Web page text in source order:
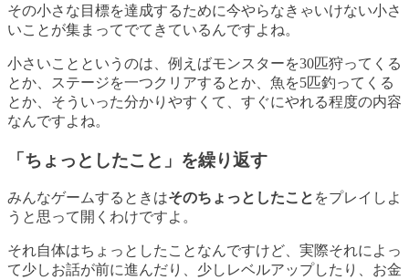
その小さな目標を達成するために今やらなきゃいけない小さ
いこと が集まってでてきているんですよね。
小さいことというのは、例えばモンスターを30匹狩ってくる
とか、ステージを一つクリアするとか、魚を5匹釣ってくる
とか、そういった分かりやすくて、すぐにやれる程度の内容
なんですよね。
「ちょっとしたこと」を繰り返す
みんなゲームするときはそのちょっとしたこと をプレイしよ
うと思って開くわけですよ。
それ自体はちょっとしたことなんですけど、実際それによっ
て少しお話が前に進んだり、少しレベルアップしたり、お金